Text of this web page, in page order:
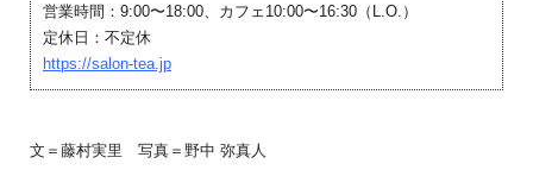
営業時間：9:00〜18:00、カフェ10:00〜16:30（L.O.）
定休日：不定休
https://salon-tea.jp
文＝藤村実里 写真＝野中 弥真人